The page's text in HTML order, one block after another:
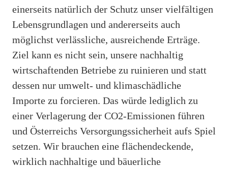
einerseits natürlich der Schutz unser vielfältigen
Lebensgrundlagen und andererseits auch
möglichst verlässliche, ausreichende Erträge.
Ziel kann es nicht sein, unsere nachhaltig
wirtschaftenden Betriebe zu ruinieren und statt
dessen nur umwelt- und klimaschädliche
Importe zu forcieren. Das würde lediglich zu
einer Verlagerung der CO2-Emissionen führen
und Österreichs Versorgungssicherheit aufs Spiel
setzen. Wir brauchen eine flächendeckende,
wirklich nachhaltige und bäuerliche